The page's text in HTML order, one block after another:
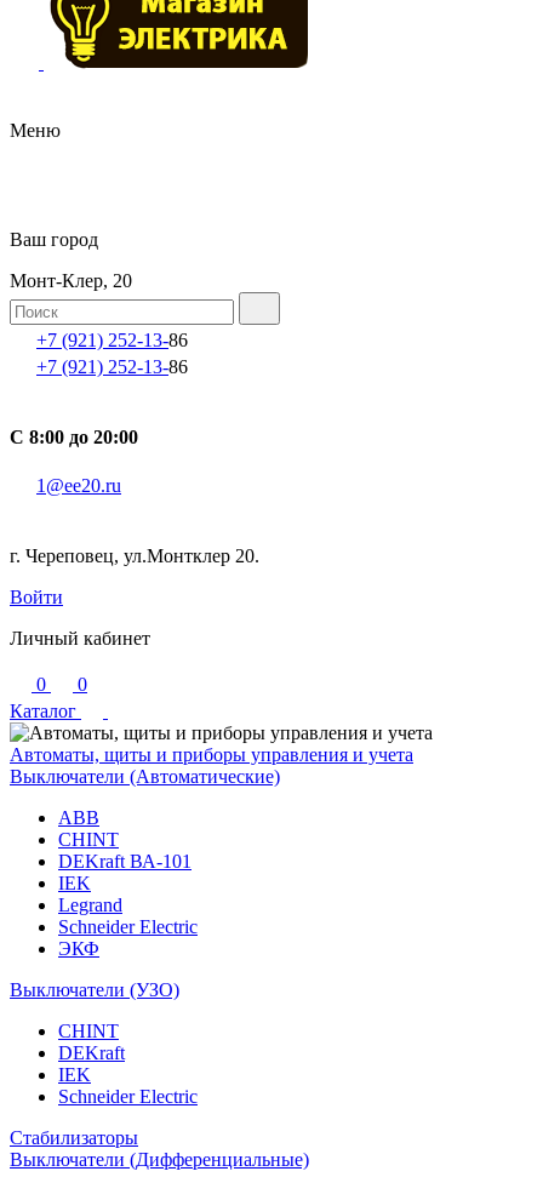
Меню
Ваш город
Монт-Клер, 20
+7 (921) 252-13-86
+7 (921) 252-13-86
С 8:00 до 20:00
1@ee20.ru
г. Череповец, ул.Монтклер 20.
Войти
Личный кабинет
0
0
Каталог
Автоматы, щиты и приборы управления и учета
Выключатели (Автоматические)
ABB
CHINT
DEKraft ВА-101
IEK
Legrand
Schneider Electric
ЭКФ
Выключатели (УЗО)
CHINT
DEKraft
IEK
Schneider Electric
Стабилизаторы
Выключатели (Дифференциальные)